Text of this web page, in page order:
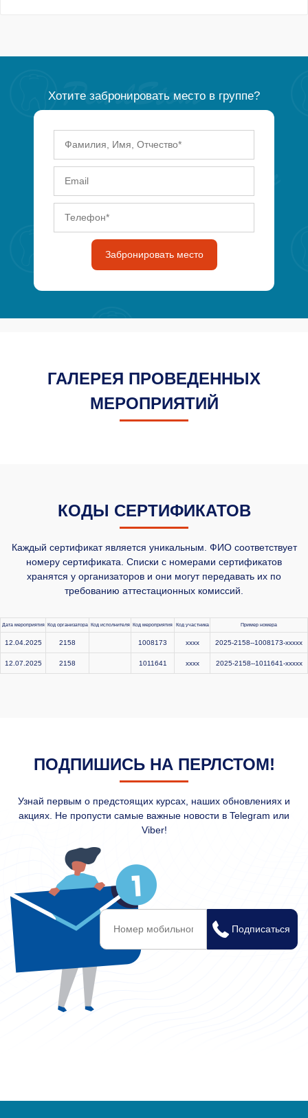
Хотите забронировать место в группе?
Забронировать место
ГАЛЕРЕЯ ПРОВЕДЕННЫХ
МЕРОПРИЯТИЙ
КОДЫ СЕРТИФИКАТОВ
Каждый сертификат является уникальным. ФИО соответствует
номеру сертификата. Списки с номерами сертификатов
хранятся у организаторов и они могут передавать их по
требованию аттестационных комиссий.
Дата мероприятия Код организатора Код исполнителя Код мероприятия Код участника Пример номера
12.04.2025 2158 1008173 xxxx 2025-2158--1008173-xxxxx
12.07.2025 2158 1011641 xxxx 2025-2158--1011641-xxxxx
ПОДПИШИСЬ НА ПЕРЛСТОМ!
Узнай первым о предстоящих курсах, наших обновлениях и
акциях. Не пропусти самые важные новости в Telegram или
Viber!